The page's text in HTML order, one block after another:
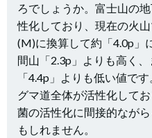
ろでしょうか。富士山の
性化しており、現在の火
(M)に換算して約「4.0p」
間山「2.3p」よりも高く
「4.4p」よりも低い値で
グマ道全体が活性化して
菌の活性化に間接的なが
もしれません。